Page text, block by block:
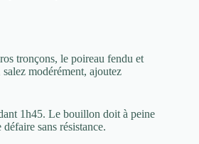
tronçons, le poireau fendu et
modérément, ajoutez
1h45. Le bouillon doit à peine
sans résistance.